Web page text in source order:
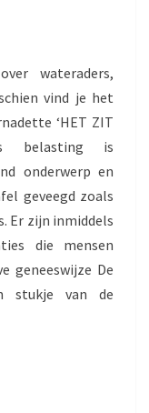
wateraders,
vind je het
‘HET ZIT
belasting is
onderwerp en
geveegd zoals
Er zijn inmiddels
die mensen
geneeswijze De
stukje van de